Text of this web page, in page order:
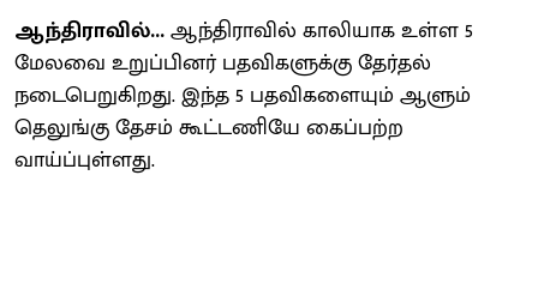
ஆந்திராவில்...ஆந்திராவில் காலியாக உள்ள 5
மேலவை உறுப்பினர் பதவிகளுக்கு தேர்தல்
நடைபெறுகிறது. இந்த 5 பதவிகளையும் ஆளும்
தெலுங்கு தேசம் கூட்டணியே கைப்பற்ற
வாய்ப்புள்ளது.